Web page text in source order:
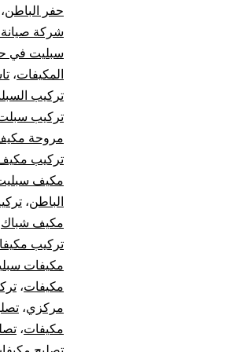
حفر الباطن،
شركة
سبليت في
المكيفات،
تركيب
تركيب
مروحة
تركيب
مكيف
الباطن،
مكيف شباك
تركيب
مكيفات
مكيفات،
مركزي،
مكيفات،